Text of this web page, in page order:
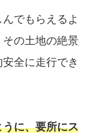
でもらえるよ
の土地の絶景
全に走行でき
に、要所にス